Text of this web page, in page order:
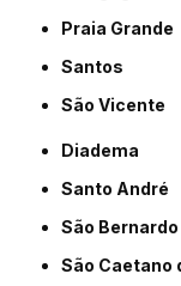
Praia Grande
Santos
São Vicente
Diadema
Santo André
São
São Caetano